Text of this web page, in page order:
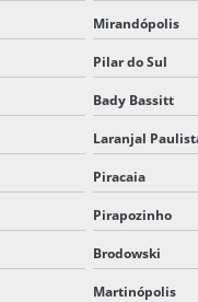
ENTRE
PERIGOSAS
DE CARGAS
DE CARGAS
Mirandópolis
Pilar do Sul
Bady Bassitt
Laranjal
Piracaia
Pirapozinho
Brodowski
Martinópolis